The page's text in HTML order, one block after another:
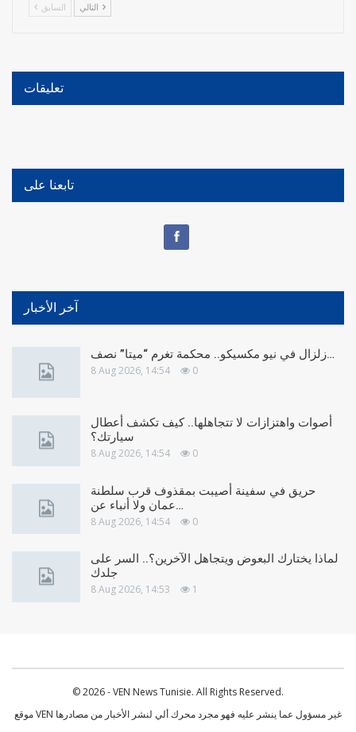
السابق
تعليقات
تابعنا على
آخر الأخبار
زلزال في نيو مكسيكو.. محكمة تغرم “ميتا” نصف…
8 Aug 2026, 14:54 0
أصوات واهتزازات لا تتجاهلها.. كيف تكشف أعطال
سيارتك؟
8 Aug 2026, 14:54 0
حريق في سفينة أصيبت بمقذوف قرب سلطنة
عمان ولا أنباء عن…
8 Aug 2026, 14:54 0
لماذا يختارك البعوض ويتجاهل الآخرين؟.. السر على
جلدك
8 Aug 2026, 14:53 1
© 2026 - VEN News Tunisie. All Rights Reserved.
موقع VEN غير مسؤول عما ينشر عليه فهو مجرد محرك ألي لنشر الأخبار من مصادرها